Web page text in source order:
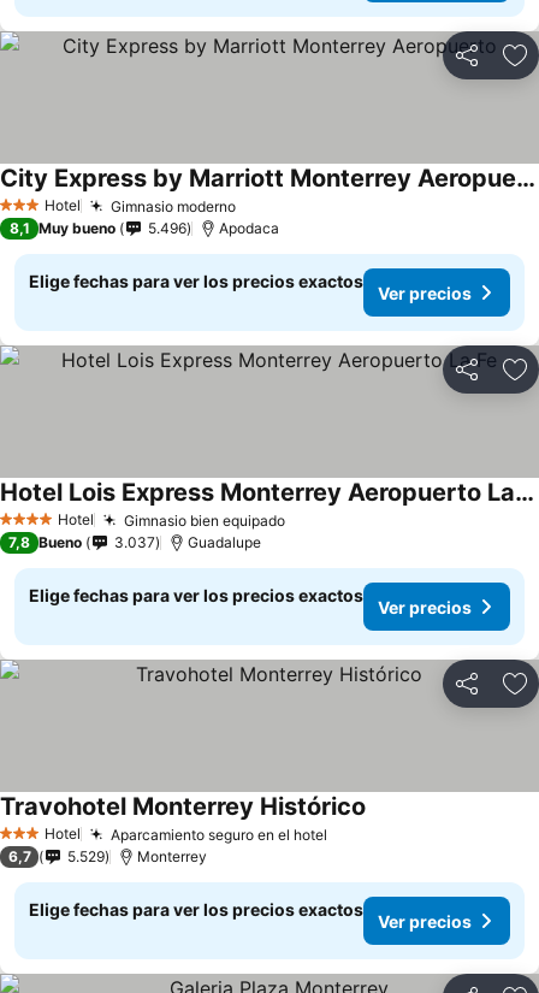
Compartir
3 Estrellas
Hotel Gimnasio modernoVer precios
City Express by Marriott Monterrey Aeropuerto
Ver precios
8,1 Muy bueno 5.496 Apodaca
Elige fechas para ver los precios exactos
Ver precios
Compartir
4 EstrellasHotel Gimnasio bien equipadoVer precios
Hotel Lois Express Monterrey Aeropuerto La Fe
Ver precios
7,8 Bueno 3.037 Guadalupe
Elige fechas para ver los precios exactos
Ver precios
Compartir
3 Estrellas
Hotel Aparcamiento seguro en el hotel
Travohotel Monterrey Histórico
6,7 5.529 Monterrey
Elige fechas para ver los precios exactos
Ver precios